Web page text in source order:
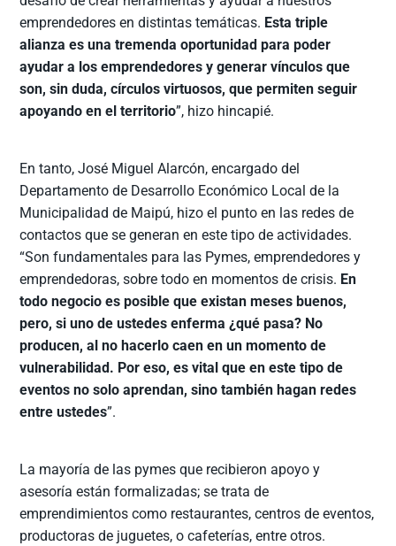
emprendedores en distintas temáticas. Esta triple
alianza es una tremenda oportunidad para poder
ayudar a los emprendedores y generar vínculos que
son, sin duda, círculos virtuosos, que permiten seguir
apoyando en el territorio”, hizo hincapié.
En tanto, José Miguel Alarcón, encargado del
Departamento de Desarrollo Económico Local de la
Municipalidad de Maipú, hizo el punto en las redes de
contactos que se generan en este tipo de actividades.
“Son fundamentales para las Pymes, emprendedores y
emprendedoras, sobre todo en momentos de crisis. En
todo negocio es posible que existan meses buenos,
pero, si uno de ustedes enferma ¿qué pasa? No
producen, al no hacerlo caen en un momento de
vulnerabilidad. Por eso, es vital que en este tipo de
eventos no solo aprendan, sino también hagan redes
entre ustedes”.
La mayoría de las pymes que recibieron apoyo y
asesoría están formalizadas; se trata de
emprendimientos como restaurantes, centros de eventos,
productoras de juguetes, o cafeterías, entre otros.